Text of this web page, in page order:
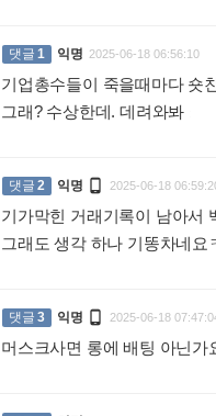
댓글1 익명 2025-06-18 06:56:10
기업총수들이 죽을때마다 숏
그래? 수상한데. 데려와봐
댓글2 익명  2025-06-18
기가막힌 거래기록이 남아서
그래도 생각 하나 기똥차네요
댓글3 익명  2025-06-18
머스크사면 롱에 배팅 아닌가